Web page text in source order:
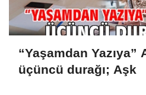
“Yaşamdan Yazıya”
üçüncü durağı; Aşk